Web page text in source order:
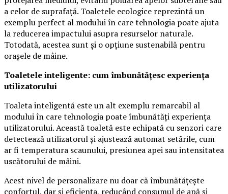
a celor de suprafață. Toaletele ecologice reprezintă un
exemplu perfect al modului în care tehnologia poate ajuta
la reducerea impactului asupra resurselor naturale.
Totodată, acestea sunt și o opțiune sustenabilă pentru
orașele de mâine.
Toaletele inteligente: cum îmbunătățesc experiența
utilizatorului
Toaleta inteligentă este un alt exemplu remarcabil al
modului în care tehnologia poate îmbunătăți experiența
utilizatorului. Această toaletă este echipată cu senzori care
detectează utilizatorul și ajustează automat setările, cum
ar fi temperatura scaunului, presiunea apei sau intensitatea
uscătorului de mâini.
Acest nivel de personalizare nu doar că îmbunătățește
confortul, dar și eficiența, reducând consumul de apă și